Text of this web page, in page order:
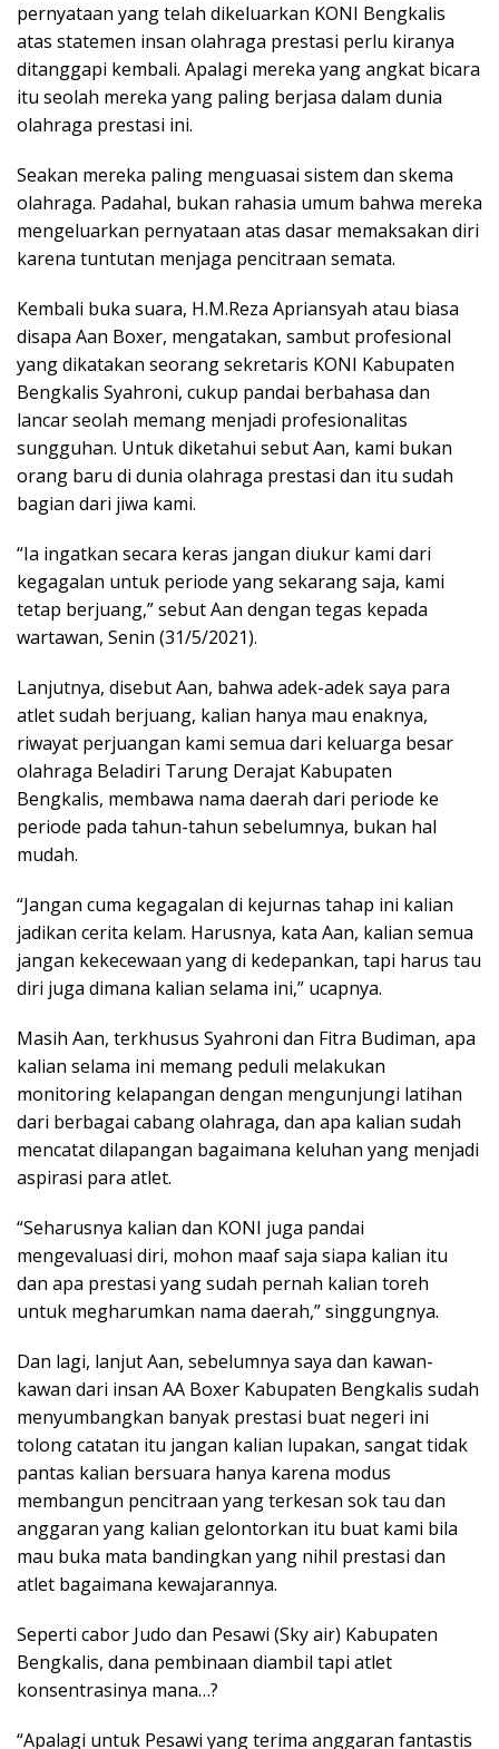
pernyataan yang telah dikeluarkan KONI Bengkalis
atas statemen insan olahraga prestasi perlu kiranya
ditanggapi kembali. Apalagi mereka yang angkat bicara
itu seolah mereka yang paling berjasa dalam dunia
olahraga prestasi ini.
Seakan mereka paling menguasai sistem dan skema
olahraga. Padahal, bukan rahasia umum bahwa mereka
mengeluarkan pernyataan atas dasar memaksakan diri
karena tuntutan menjaga pencitraan semata.
Kembali buka suara, H.M.Reza Apriansyah atau biasa
disapa Aan Boxer, mengatakan, sambut profesional
yang dikatakan seorang sekretaris KONI Kabupaten
Bengkalis Syahroni, cukup pandai berbahasa dan
lancar seolah memang menjadi profesionalitas
sungguhan. Untuk diketahui sebut Aan, kami bukan
orang baru di dunia olahraga prestasi dan itu sudah
bagian dari jiwa kami.
“Ia ingatkan secara keras jangan diukur kami dari
kegagalan untuk periode yang sekarang saja, kami
tetap berjuang,” sebut Aan dengan tegas kepada
wartawan, Senin (31/5/2021).
Lanjutnya, disebut Aan, bahwa adek-adek saya para
atlet sudah berjuang, kalian hanya mau enaknya,
riwayat perjuangan kami semua dari keluarga besar
olahraga Beladiri Tarung Derajat Kabupaten
Bengkalis, membawa nama daerah dari periode ke
periode pada tahun-tahun sebelumnya, bukan hal
mudah.
“Jangan cuma kegagalan di kejurnas tahap ini kalian
jadikan cerita kelam. Harusnya, kata Aan, kalian semua
jangan kekecewaan yang di kedepankan, tapi harus tau
diri juga dimana kalian selama ini,” ucapnya.
Masih Aan, terkhusus Syahroni dan Fitra Budiman, apa
kalian selama ini memang peduli melakukan
monitoring kelapangan dengan mengunjungi latihan
dari berbagai cabang olahraga, dan apa kalian sudah
mencatat dilapangan bagaimana keluhan yang menjadi
aspirasi para atlet.
“Seharusnya kalian dan KONI juga pandai
mengevaluasi diri, mohon maaf saja siapa kalian itu
dan apa prestasi yang sudah pernah kalian toreh
untuk megharumkan nama daerah,” singgungnya.
Dan lagi, lanjut Aan, sebelumnya saya dan kawan-
kawan dari insan AA Boxer Kabupaten Bengkalis sudah
menyumbangkan banyak prestasi buat negeri ini
tolong catatan itu jangan kalian lupakan, sangat tidak
pantas kalian bersuara hanya karena modus
membangun pencitraan yang terkesan sok tau dan
anggaran yang kalian gelontorkan itu buat kami bila
mau buka mata bandingkan yang nihil prestasi dan
atlet bagaimana kewajarannya.
Seperti cabor Judo dan Pesawi (Sky air) Kabupaten
Bengkalis, dana pembinaan diambil tapi atlet
konsentrasinya mana…?
“Apalagi untuk Pesawi yang terima anggaran fantastis